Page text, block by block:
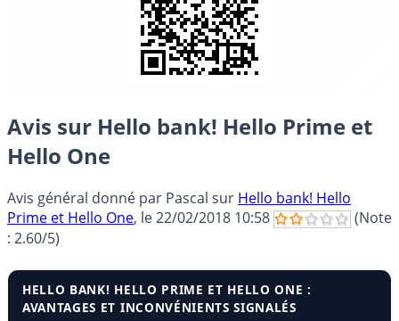
Avis sur Hello bank! Hello Prime et
Hello One
Avis général donné par Pascal sur Hello bank! Hello
Prime et Hello One, le22/02/2018 10:58
(Note
: 2.60/5)
HELLO BANK! HELLO PRIME ET HELLO ONE :
AVANTAGES ET INCONVÉNIENTS SIGNALÉS